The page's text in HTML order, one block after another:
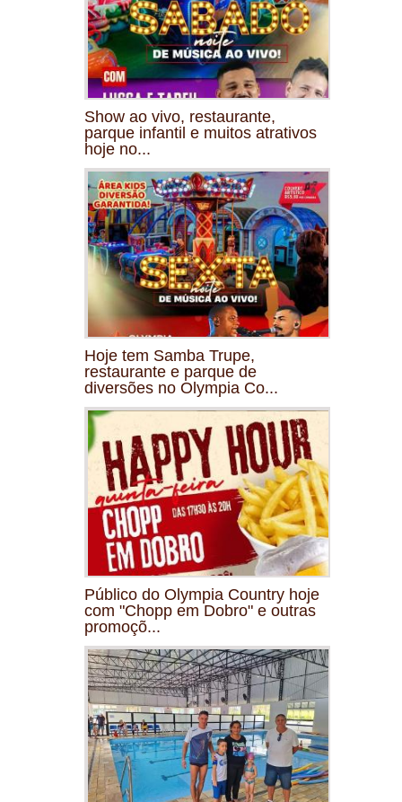
Show ao vivo, restaurante,
parque infantil e muitos atrativos
hoje no...
Hoje tem Samba Trupe,
restaurante e parque de
diversões no Olympia Co...
Público do Olympia Country hoje
com "Chopp em Dobro" e outras
promoçõ...